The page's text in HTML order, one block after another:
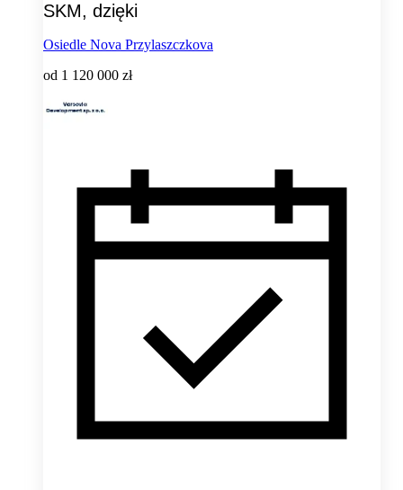
SKM, dzięki
Osiedle Nova Przylaszczkova
od 1 120 000 zł